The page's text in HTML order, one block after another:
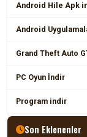
Android Hile Apk
Android
Grand Theft Auto
PC Oyun İndir
Program indir
Son Eklenenler